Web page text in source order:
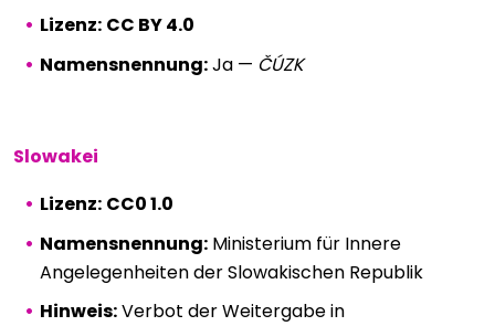
Lizenz: CC BY 4.0
Namensnennung:Ja — ČÚZK
Slowakei
Lizenz: CC0 1.0
Namensnennung:Ministerium für Innere
Angelegenheiten der Slowakischen Republik
Hinweis:Verbot der Weitergabe in